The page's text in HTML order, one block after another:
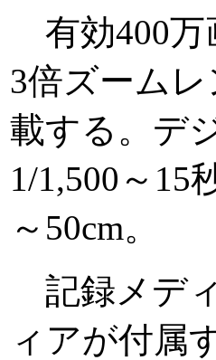
有効400万
3倍ズームレ
載する。デ
1/1,500～15
～50cm。
記録メデ
ィアが付属